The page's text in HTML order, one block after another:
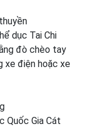
dục Tai Chi
đò chèo tay
xe điện hoặc xe
Quốc Gia Cát